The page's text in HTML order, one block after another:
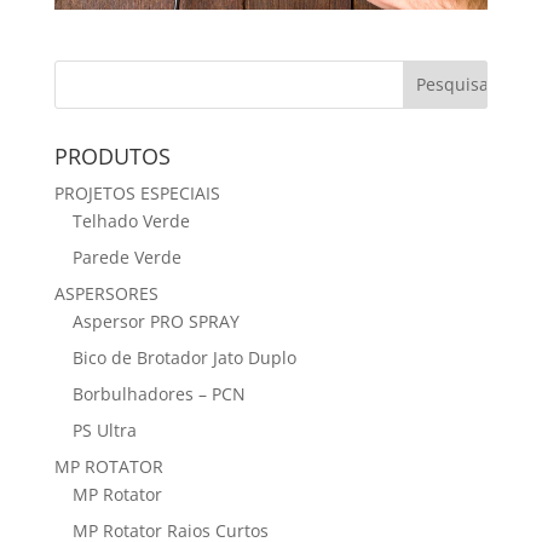
PRODUTOS
PROJETOS ESPECIAIS
Telhado Verde
Parede Verde
ASPERSORES
Aspersor PRO SPRAY
Bico de Brotador Jato Duplo
Borbulhadores – PCN
PS Ultra
MP ROTATOR
MP Rotator
MP Rotator Raios Curtos